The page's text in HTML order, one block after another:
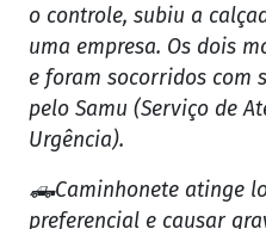
o controle, subiu a
uma empresa. Os dois
e foram socorridos com
pelo Samu (Serviço de
Urgência).
🛻Caminhonete atinge
preferencial e causar